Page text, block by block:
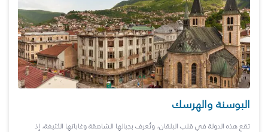
البوسنة والهرسك
تقع هذه الدولة في قلب البلقان، وتُعرف بجبالها الشاهقة وغاباتها الكثيفة، إذ